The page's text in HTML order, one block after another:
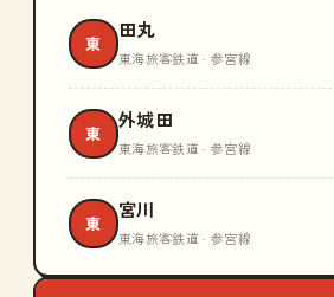
東
田丸
東海旅客鉄道 · 参宮線
東
外城田
東海旅客鉄道 · 参宮線
東
宮川
東海旅客鉄道 · 参宮線